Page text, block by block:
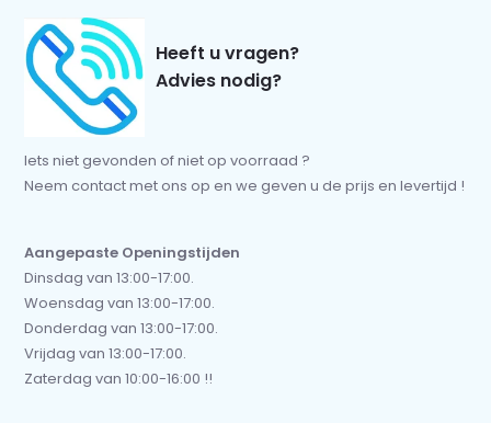
Heeft u vragen?
Advies nodig?
Iets niet gevonden of niet op voorraad ?
Neem contact met ons op en we geven u de prijs en levertijd !
Aangepaste Openingstijden
Dinsdag van 13:00-17:00.
Woensdag van 13:00-17:00.
Donderdag van 13:00-17:00.
Vrijdag van 13:00-17:00.
Zaterdag van 10:00-16:00 !!